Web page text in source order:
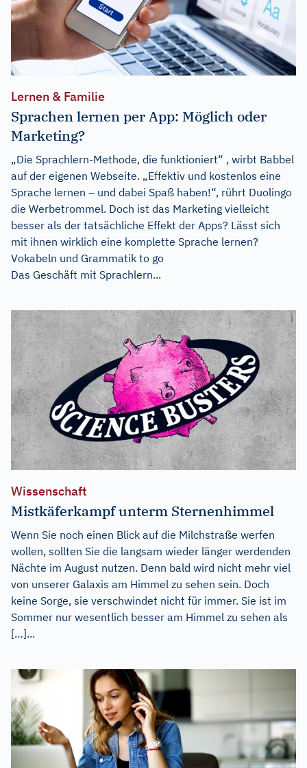
Lernen & Familie
Sprachen lernen per App: Möglich oder
Marketing?
„Die Sprachlern-Methode, die funktioniert“ , wirbt Babbel
auf der eigenen Webseite. „Effektiv und kostenlos eine
Sprache lernen – und dabei Spaß haben!“, rührt Duolingo
die Werbetrommel. Doch ist das Marketing vielleicht
besser als der tatsächliche Effekt der Apps? Lässt sich
mit ihnen wirklich eine komplette Sprache lernen?
Vokabeln und Grammatik to go
Das Geschäft mit Sprachlern...
Wissenschaft
Mistkäferkampf unterm Sternenhimmel
Wenn Sie noch einen Blick auf die Milchstraße werfen
wollen, sollten Sie die langsam wieder länger werdenden
Nächte im August nutzen. Denn bald wird nicht mehr viel
von unserer Galaxis am Himmel zu sehen sein. Doch
keine Sorge, sie verschwindet nicht für immer. Sie ist im
Sommer nur wesentlich besser am Himmel zu sehen als
[…]...